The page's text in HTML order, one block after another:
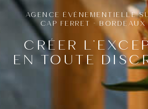
AGENCE ÉVÈNEMENTIELLE
CAP FERRET - BORDEAUX
CRÉER
EN TOUTE